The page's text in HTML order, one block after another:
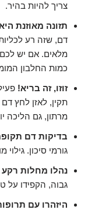
צריך להיות בהיר.
תזונה מאוזנת
דם, שזה רע
מלאים. אם יש לכם
כמות החלבון
זוזו, זה בריא!
תקין, לאזן לחץ
מרתון, גם הליכה
בדיקות דם
גורמי סיכון.
נהלו מחלות רקע
גבוה, הקפידו על
היזהרו עם